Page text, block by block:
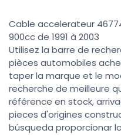
Cable accelerateur
900cc de 1991 à 2003
Utilisez la barre de
pièces automobiles
taper la marque et le
recherche de meilleure
référence en stock,
pieces d'origines
búsqueda proporcionar